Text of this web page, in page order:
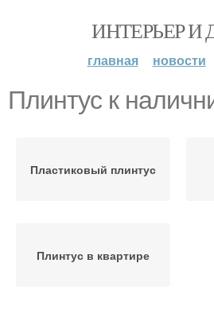
ИНТЕРЬЕР И
главная новости
Плинтус к
Пластиковый плинтус
Плинтус в квартире